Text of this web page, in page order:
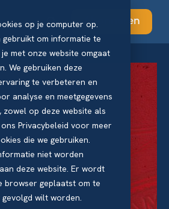
op je computer op.
om informatie te
met onze website omgaat
We gebruiken deze
te verbeteren en
analyse en meetgegevens
op deze website als
Privacybeleid voor meer
die we gebruiken.
niet worden
deze website. Er wordt
browser geplaatst om te
wilt worden.
Abonneren